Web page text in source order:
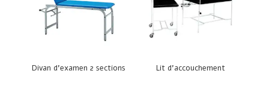
Divan d’examen 2 sections Lit d’accouchement